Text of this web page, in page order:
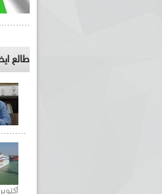
طالع
أكتوبر 28, 2021 |